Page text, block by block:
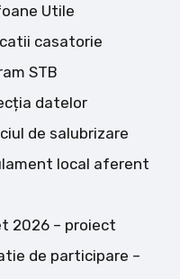
Utile
casatorie
STB
datelor
de salubrizare
local aferent
2026 – proiect
de participare –